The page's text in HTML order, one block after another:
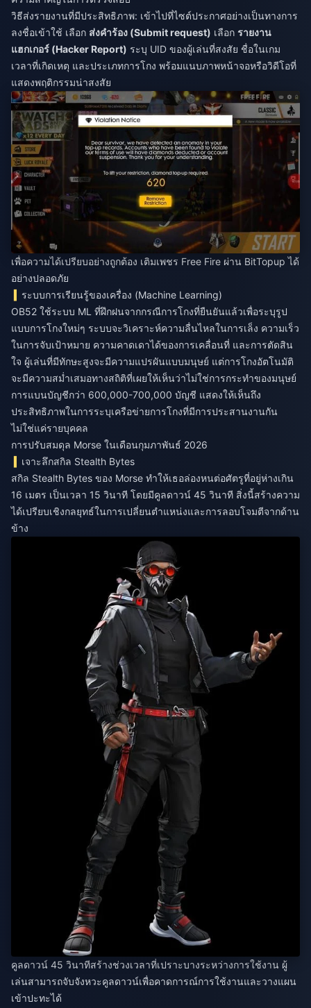
วิธีส่งรายงานที่มีประสิทธิภาพ: เข้าไปที่ไซต์ประกาศอย่างเป็นทางการ
ลงชื่อเข้าใช้ เลือก ส่งคำร้อง (Submit request) เลือก รายงาน
แฮกเกอร์ (Hacker Report) ระบุ UID ของผู้เล่นที่สงสัย ชื่อในเกม
เวลาที่เกิดเหตุ และประเภทการโกง พร้อมแนบภาพหน้าจอหรือวิดีโอที่
แสดงพฤติกรรมน่าสงสัย
เพื่อความได้เปรียบอย่างถูกต้อง เติมเพชร Free Fire ผ่าน BitTopup ได้
อย่างปลอดภัย
ระบบการเรียนรู้ของเครื่อง (Machine Learning)
OB52 ใช้ระบบ ML ที่ฝึกฝนจากกรณีการโกงที่ยืนยันแล้วเพื่อระบุรูป
แบบการโกงใหม่ๆ ระบบจะวิเคราะห์ความลื่นไหลในการเล็ง ความเร็ว
ในการจับเป้าหมาย ความคาดเดาได้ของการเคลื่อนที่ และการตัดสิน
ใจ ผู้เล่นที่มีทักษะสูงจะมีความแปรผันแบบมนุษย์ แต่การโกงอัตโนมัติ
จะมีความสม่ำเสมอทางสถิติที่เผยให้เห็นว่าไม่ใช่การกระทำของมนุษย์
การแบนบัญชีกว่า 600,000-700,000 บัญชี แสดงให้เห็นถึง
ประสิทธิภาพในการระบุเครือข่ายการโกงที่มีการประสานงานกัน
ไม่ใช่แค่รายบุคคล
การปรับสมดุล Morse ในเดือนกุมภาพันธ์ 2026
เจาะลึกสกิล Stealth Bytes
สกิล Stealth Bytes ของ Morse ทำให้เธอล่องหนต่อศัตรูที่อยู่ห่างเกิน
16 เมตร เป็นเวลา 15 วินาที โดยมีคูลดาวน์ 45 วินาที สิ่งนี้สร้างความ
ได้เปรียบเชิงกลยุทธ์ในการเปลี่ยนตำแหน่งและการลอบโจมตีจากด้าน
ข้าง
คูลดาวน์ 45 วินาทีสร้างช่วงเวลาที่เปราะบางระหว่างการใช้งาน ผู้
เล่นสามารถจับจังหวะคูลดาวน์เพื่อคาดการณ์การใช้งานและวางแผน
เข้าปะทะได้